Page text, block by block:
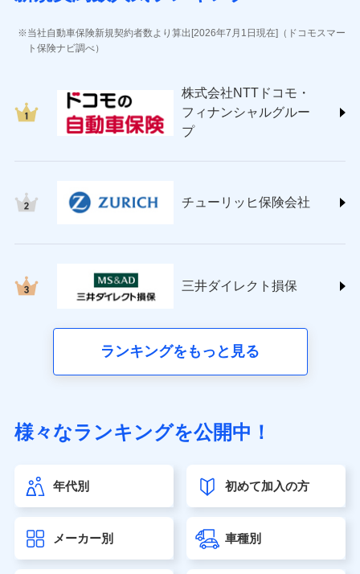
ソニー損害保険株式会社
(https://www.sonysonpo.co.jp/)
ＳＯＭＰＯダイレクト損害保険株式会社
(https://www.sompo-direct.co.jp/)
チューリッヒ保険会社 (https://www.zurich.co.jp/)
(https://www.nisshinfire.co.jp/)
(https://www.petfamilyins.co.jp/)
ins.com/)
三井ダイレクト損害保険株式会社
（https://www.sonylife.co.jp）
第一ネオ生命保険株式会社（https://neofirst.co.jp/）
大樹生命保険株式会社（https://www.taiju-life.co.jp）
seimei.co.jp）
チューリッヒ生命保険株式会社
当社自動車保険新規契約者数より算出[2026年7月1日現在]（ドコモスマー
ト保険ナビ調べ）
株式会社NTTドコモ・
フィナンシャルグルー
プ
チューリッヒ保険会社
三井ダイレクト損保
ランキングをもっと見る
様々なランキングを公開中！
年代別 初めて加入の方
メーカー別 車種別